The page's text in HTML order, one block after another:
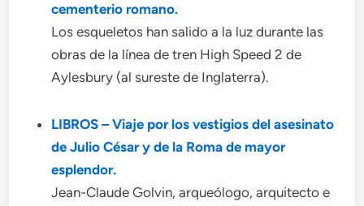
cementerio romano.
Los esqueletos han salido a la luz durante las
obras de la línea de tren High Speed 2 de
Aylesbury (al sureste de Inglaterra).
LIBROS – Viaje por los vestigios del asesinato
de Julio César y de la Roma de mayor
esplendor.
Jean-Claude Golvin, arqueólogo, arquitecto e